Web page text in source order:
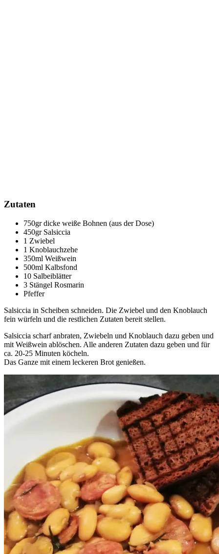
Zutaten
750gr dicke weiße Bohnen (aus der Dose)
450gr Salsiccia
1 Zwiebel
1 Knoblauchzehe
350ml Weißwein
500ml Kalbsfond
10 Salbeiblätter
3 Stängel Rosmarin
Pfeffer
Salsiccia in Scheiben schneiden. Die Zwiebel und den Knoblauch
fein würfeln und die restlichen Zutaten bereit stellen.
Salsiccia scharf anbraten, Zwiebeln und Knoblauch dazu geben und
mit Weißwein ablöschen. Alle anderen Zutaten dazu geben und für
ca. 20-25 Minuten köcheln.
Das Ganze mit einem leckeren Brot genießen.